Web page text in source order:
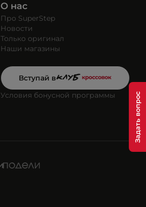
О нас
Про SuperStep
Новости
Только оригинал
Наши магазины
Вступай в
Условия бонусной программы